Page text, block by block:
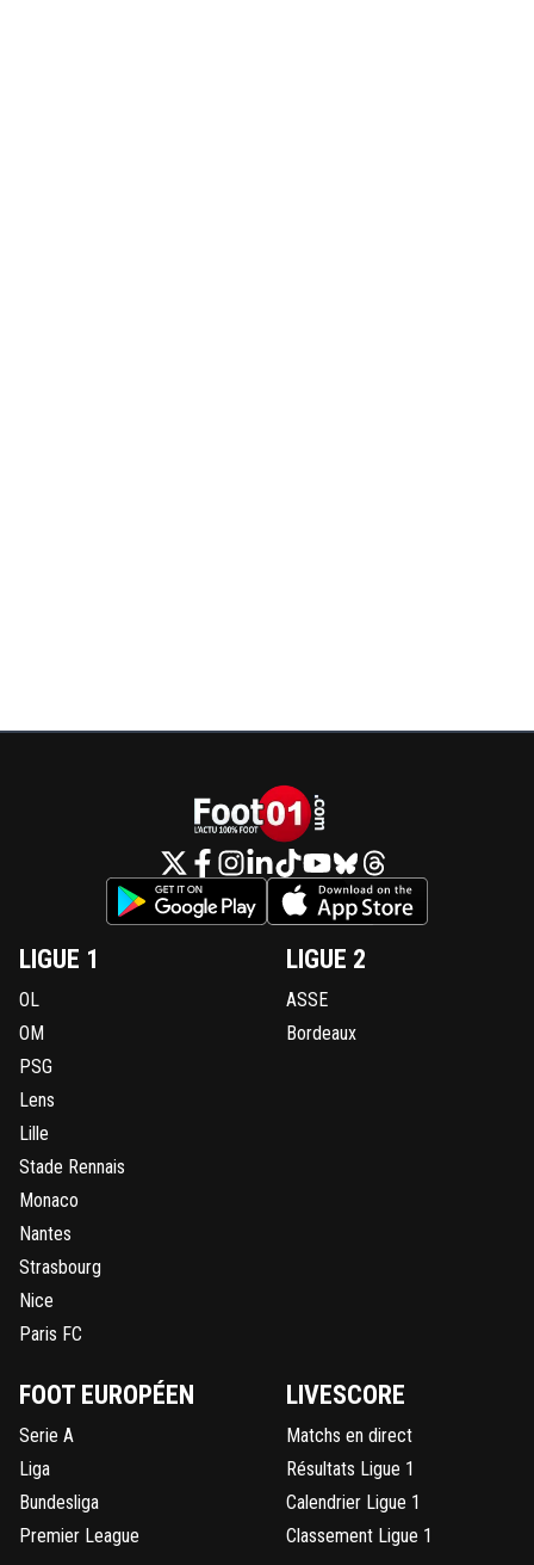
LIGUE 1
OL
OM
PSG
Lens
Lille
Stade Rennais
Monaco
Nantes
Strasbourg
Nice
Paris FC
LIGUE 2
ASSE
Bordeaux
FOOT EUROPÉEN
Serie A
Liga
Bundesliga
Premier League
LIVESCORE
Matchs en direct
Résultats Ligue 1
Calendrier Ligue 1
Classement Ligue 1